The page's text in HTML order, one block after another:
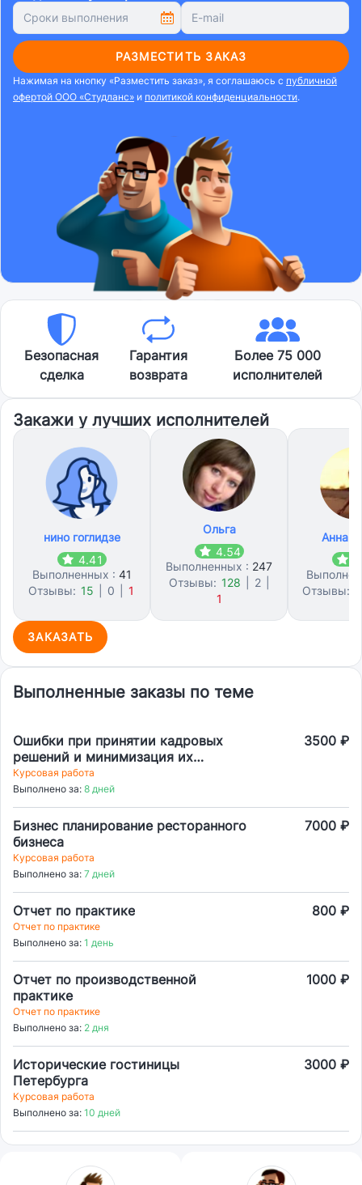
РАЗМЕСТИТЬ ЗАКАЗ
Нажимая на кнопку «Разместить заказ», я соглашаюсь с публичной
офертой ООО «Студланс» и политикой конфиденциальности.
Безопасная
сделка
Гарантия
возврата
Более 75 000
исполнителей
Закажи у лучших исполнителей
нино гоглидзе
4.41
Выполненных : 41
Отзывы: 15 0 1
Ольга
4.54
Выполненных : 247
Отзывы: 128 2
1
Анна
Отзывы:
ЗАКАЗАТЬ
Выполненные заказы по теме
Ошибки при принятии кадровых
решений и минимизация их
последствий
3500 ₽
Курсовая работа
Выполнено за: 8 дней
Бизнес планирование ресторанного
бизнеса
7000 ₽
Курсовая работа
Выполнено за: 7 дней
Отчет по практике 800 ₽
Отчет по практике
Выполнено за: 1 день
Отчет по производственной
практике
1000 ₽
Отчет по практике
Выполнено за: 2 дня
Исторические гостиницы
Петербурга
3000 ₽
Курсовая работа
Выполнено за: 10 дней